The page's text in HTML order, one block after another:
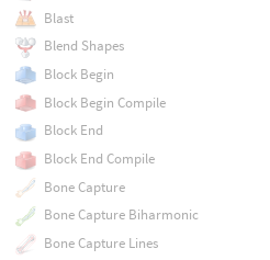
Blast
Blend Shapes
Block Begin
Block Begin Compile
Block End
Block End Compile
Bone Capture
Bone Capture Biharmonic
Bone Capture Lines